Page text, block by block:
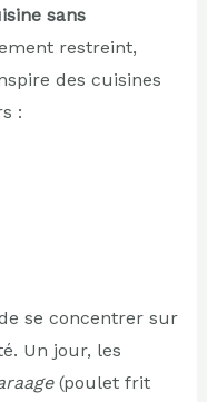
sans
restreint,
des cuisines
:
se concentrer sur
Un jour, les
(poulet frit